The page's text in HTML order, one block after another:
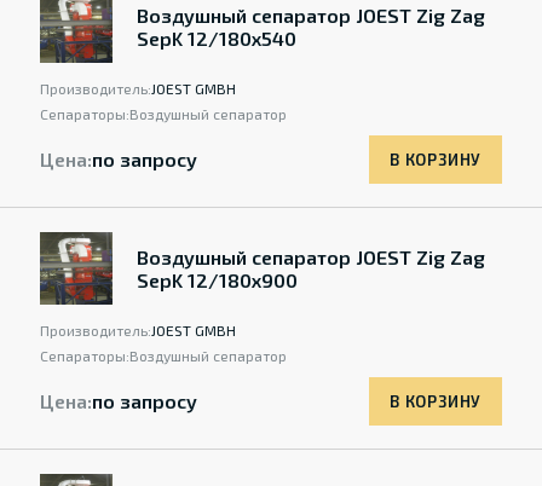
Воздушный сепаратор JOEST Zig Zag
SepK 12/180x540
Производитель:JOEST GMBH
Сепараторы:Воздушный сепаратор
Цена:по запросу В КОРЗИНУ
Воздушный сепаратор JOEST Zig Zag
SepK 12/180x900
Производитель:JOEST GMBH
Сепараторы:Воздушный сепаратор
Цена:по запросу В КОРЗИНУ